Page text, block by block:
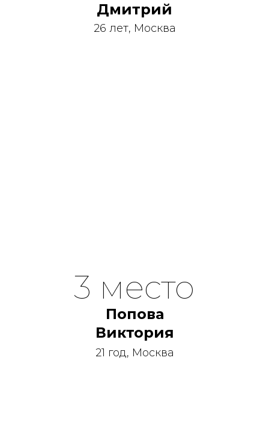
Дмитрий
26 лет, Москва
Попова
Виктория
21 год, Москва
3 место